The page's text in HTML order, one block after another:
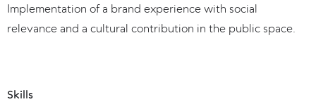
Implementation of a brand experience with social
relevance and a cultural contribution in the public space.
Skills